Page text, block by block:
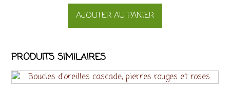
AJOUTER AU PANIER
PRODUITS SIMILAIRES